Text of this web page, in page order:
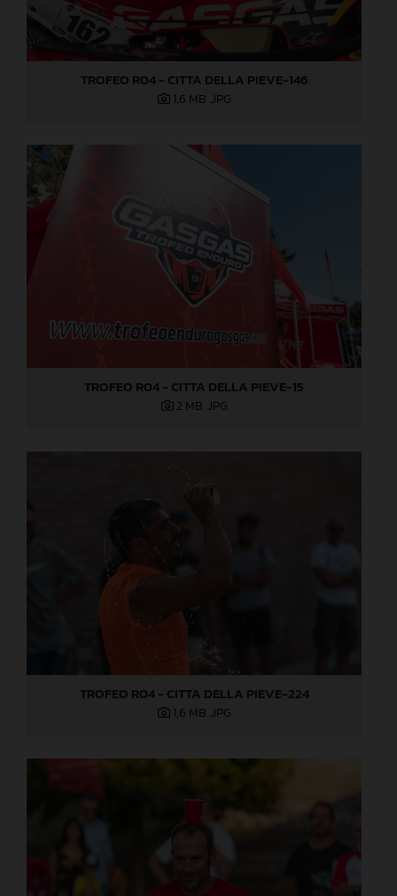
TROFEO R04 - CITTA DELLA PIEVE-146
1,6 MB .JPG
TROFEO R04 - CITTA DELLA PIEVE-15
2 MB .JPG
TROFEO R04 - CITTA DELLA PIEVE-224
1,6 MB .JPG